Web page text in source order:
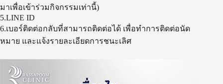
มาเพื่อเข้าร่วมกิจกรรมเท่านี้)
5.LINE ID
6.เบอร์ติดต่อกลับที่สามารถติดต่อได้ เพื่อทำการติดต่อนัด
หมาย และแจ้งรายละเอียดการชนะเลิศ